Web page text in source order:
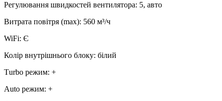
Регулювання швидкостей вентилятора: 5, авто
Витрата повітря (max): 560 м³/ч
WiFi: Є
Колір внутрішнього блоку: білий
Тurbo режим: +
Аuto режим: +